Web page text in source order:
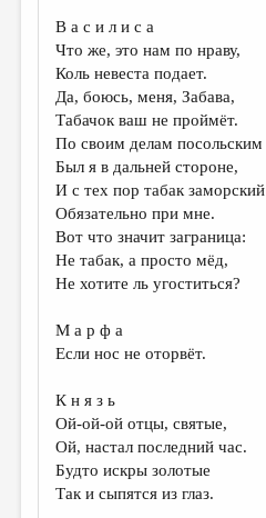
В а с и л и с а
Что же, это нам по нраву,
Коль невеста подает.
Да, боюсь, меня, Забава,
Табачок ваш не проймёт.
По своим делам посольским
Был я в дальней стороне,
И с тех пор табак заморский
Обязательно при мне.
Вот что значит заграница:
Не табак, а просто мёд,
Не хотите ль угоститься?
М а р ф а
Если нос не оторвёт.
К н я з ь
Ой-ой-ой отцы, святые,
Ой, настал последний час.
Будто искры золотые
Так и сыпятся из глаз.